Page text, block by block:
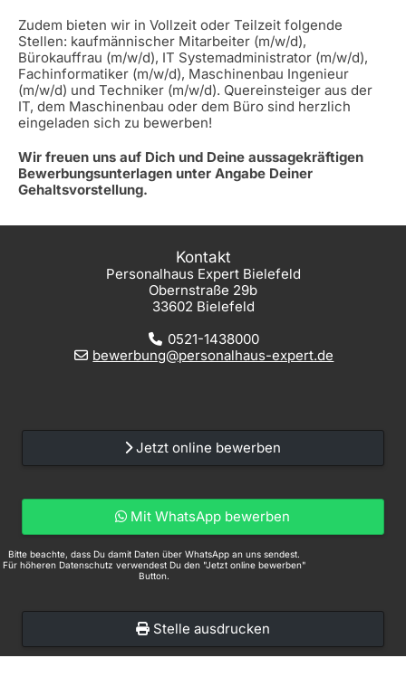
Zudem bieten wir in Vollzeit oder Teilzeit folgende
Stellen: kaufmännischer Mitarbeiter (m/w/d),
Bürokauffrau (m/w/d), IT Systemadministrator (m/w/d),
Fachinformatiker (m/w/d), Maschinenbau Ingenieur
(m/w/d) und Techniker (m/w/d). Quereinsteiger aus der
IT, dem Maschinenbau oder dem Büro sind herzlich
eingeladen sich zu bewerben!
Wir freuen uns auf Dich und Deine aussagekräftigen
Bewerbungsunterlagen unter Angabe Deiner
Gehaltsvorstellung.
Kontakt
Personalhaus Expert Bielefeld
Obernstraße 29b
33602 Bielefeld
0521-1438000
bewerbung@personalhaus-expert.de
Jetzt online bewerben
Mit WhatsApp bewerben
Bitte beachte, dass Du damit Daten über WhatsApp an uns sendest.
Für höheren Datenschutz verwendest Du den "Jetzt online bewerben"
Button.
Stelle ausdrucken